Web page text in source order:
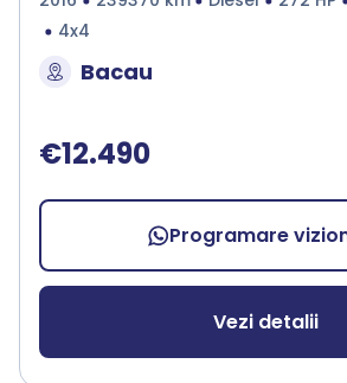
4x4
Bacau
€12.490
Programare
Vezi detalii